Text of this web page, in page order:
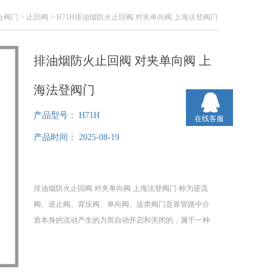
阀门 > 止回阀 > H71H排油烟防火止回阀 对夹单向阀 上海法登阀门
排油烟防火止回阀 对夹单向阀 上
海法登阀门
产品型号： H71H
产品时间： 2025-08-19
排油烟防火止回阀 对夹单向阀 上海法登阀门 称为逆流
阀、逆止阀、背压阀、单向阀。这类阀门是靠管路中介
质本身的流动产生的力而自动开启和关闭的，属于一种
在线客服